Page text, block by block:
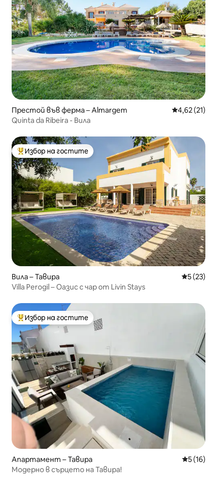
Престой във ферма – Almargem Средна
4,62 (21)
Quinta da Ribeira - Вила
Най-популярен избор на гостите
Избор на гостите
Вила – Тавира Средна
5 (23)
Villa Perogil – Оазис с чар от Livin Stays
Най-популярен избор на гостите
Избор на гостите
Апартамент – Тавира Средна
5 (16)
Модерно в сърцето на Тавира!